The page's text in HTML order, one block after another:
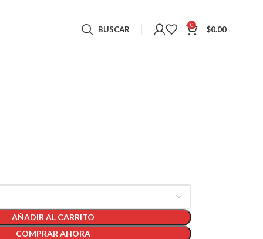
BUSCAR 0 $0.00
AÑADIR AL CARRITO
COMPRAR AHORA